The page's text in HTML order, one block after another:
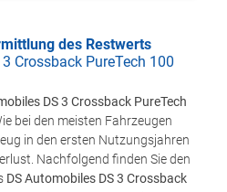
des Restwerts
Crossback PureTech 100
DS 3 Crossback PureTech
bei den meisten Fahrzeugen
in den ersten Nutzungsjahren
Nachfolgend finden Sie den
DS Automobiles DS 3 Crossback